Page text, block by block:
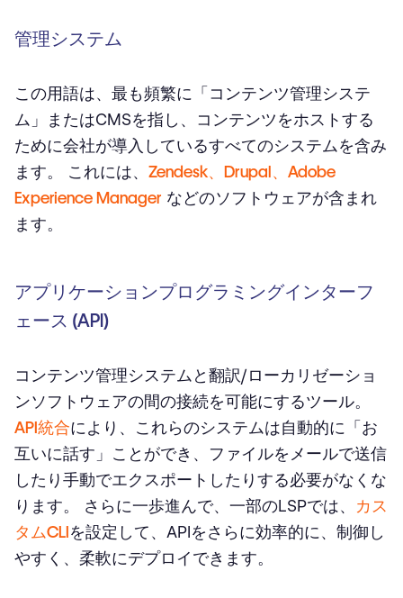
管理システム
この用語は、最も頻繁に「コンテンツ管理システ
ム」またはCMSを指し、コンテンツをホストする
ために会社が導入しているすべてのシステムを含み
ます。 これには、 Zendesk、Drupal、Adobe
Experience Manager などのソフトウェアが含まれ
ます。
アプリケーションプログラミングインターフ
ェース (API)
コンテンツ管理システムと翻訳/ローカリゼーショ
ンソフトウェアの間の接続を可能にするツール。
API統合により、これらのシステムは自動的に「お
互いに話す」ことができ、ファイルをメールで送信
したり手動でエクスポートしたりする必要がなくな
ります。 さらに一歩進んで、一部のLSPでは、 カス
タムCLIを設定して、APIをさらに効率的に、制御し
やすく、柔軟にデプロイできます。